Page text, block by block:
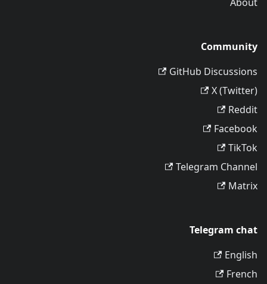
Community
GitHub Discussions
X (Twitter)
Reddit
Facebook
TikTok
Telegram Channel
Matrix
Telegram chat
English
French